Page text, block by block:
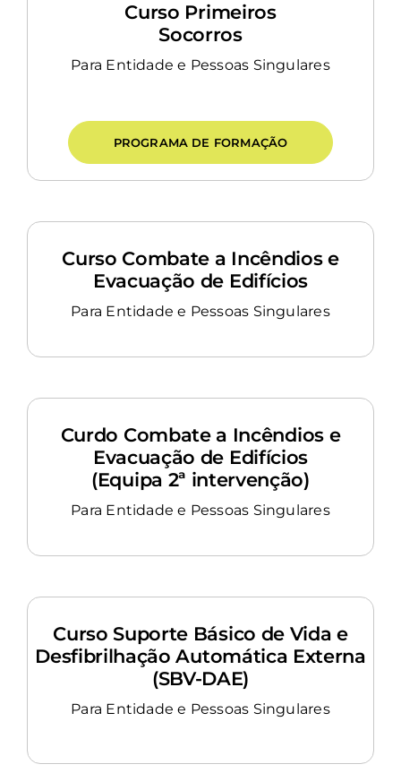
Curso Primeiros
Socorros
Para Entidade e Pessoas Singulares
PROGRAMA DE FORMAÇÃO
Curso Combate a Incêndios e
Evacuação de Edifícios
Para Entidade e Pessoas Singulares
Curdo Combate a Incêndios e
Evacuação de Edifícios
(Equipa 2ª intervenção)
Para Entidade e Pessoas Singulares
Curso Suporte Básico de Vida e
Desfibrilhação Automática Externa
(SBV-DAE)
Para Entidade e Pessoas Singulares